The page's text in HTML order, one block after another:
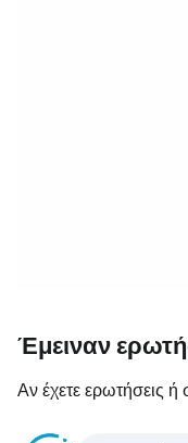
Έμειναν
Αν έχετε ερωτήσεις ή